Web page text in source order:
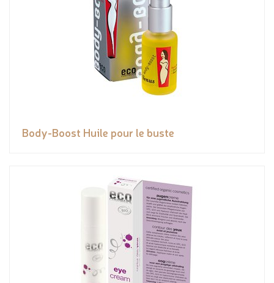
Body-Boost Huile pour le buste